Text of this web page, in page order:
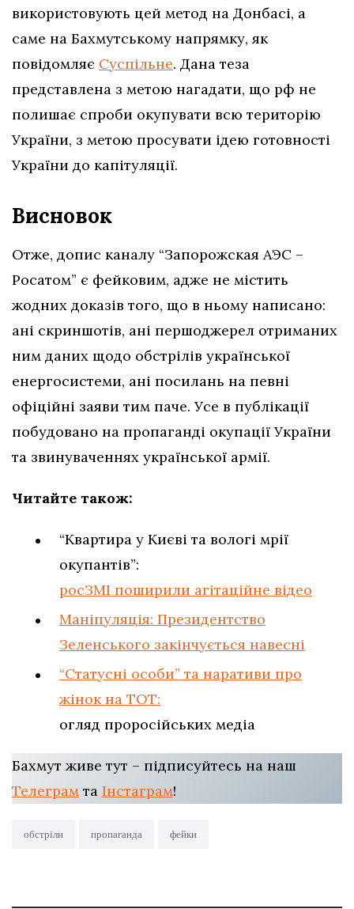
використовують цей метод на Донбасі, а
саме на Бахмутському напрямку, як
повідомляє Суспільне. Дана теза
представлена з метою нагадати, що рф не
полишає спроби окупувати всю територію
України, з метою просувати ідею готовності
України до капітуляції.
Висновок
Отже, допис каналу “Запорожская АЭС –
Росатом” є фейковим, адже не містить
жодних доказів того, що в ньому написано:
ані скриншотів, ані першоджерел отриманих
ним даних щодо обстрілів української
енергосистеми, ані посилань на певні
офіційні заяви тим паче. Усе в публікації
побудовано на пропаганді окупації України
та звинуваченнях української армії.
Читайте також:
“Квартира у Києві та вологі мрії
окупантів”:
росЗМІ поширили агітаційне відео
Маніпуляція: Президентство
Зеленського закінчується навесні
“Статусні особи” та наративи про
жінок на ТОТ:
огляд проросійських медіа
Бахмут живе тут – підписуйтесь на наш
Телеграм та Інстаграм!
обстріли пропаганда фейки